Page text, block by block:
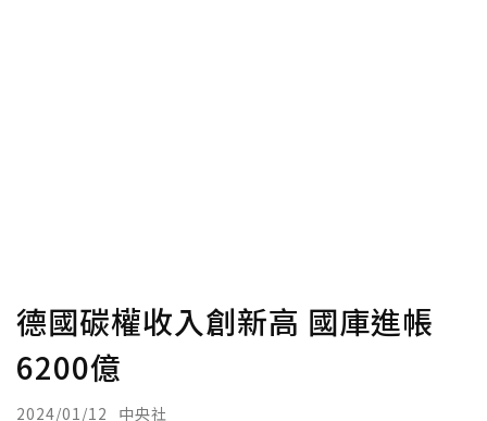
德國碳權收入創新高 國庫進帳
6200億
2024/01/12 中央社